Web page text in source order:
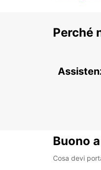
Perché
Buono
Cosa devi